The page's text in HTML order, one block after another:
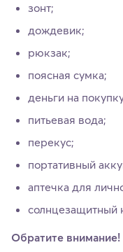
зонт;
дождевик;
рюкзак;
поясная сумка;
деньги на
питьевая вода;
перекус;
портативный
аптечка для
солнцезащитный
Обратите внимание!